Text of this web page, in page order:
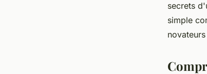
secrets
simple